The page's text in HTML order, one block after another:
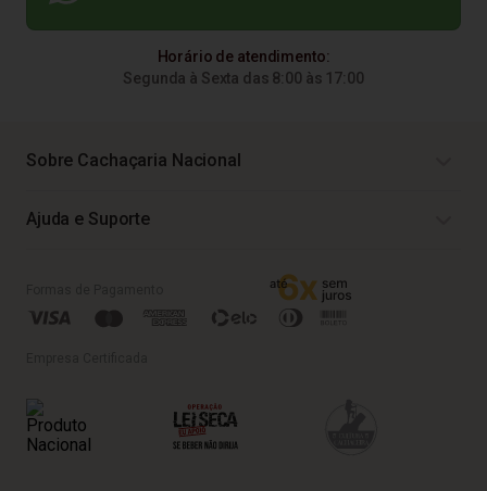
Horário de atendimento:
Segunda à Sexta das 8:00 às 17:00
Sobre Cachaçaria Nacional
Ajuda e Suporte